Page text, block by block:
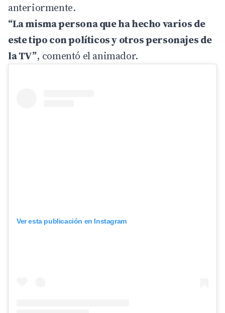
anteriormente.
“La misma persona que ha hecho varios de
este tipo con políticos y otros personajes de
la TV”, comentó el animador.
Ver esta publicación en Instagram